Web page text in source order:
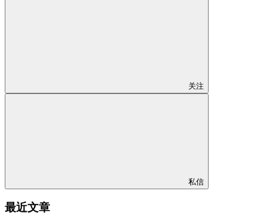
关注
私信
最近文章